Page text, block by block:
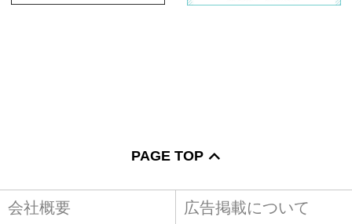
PAGE TOP
会社概要 広告掲載について